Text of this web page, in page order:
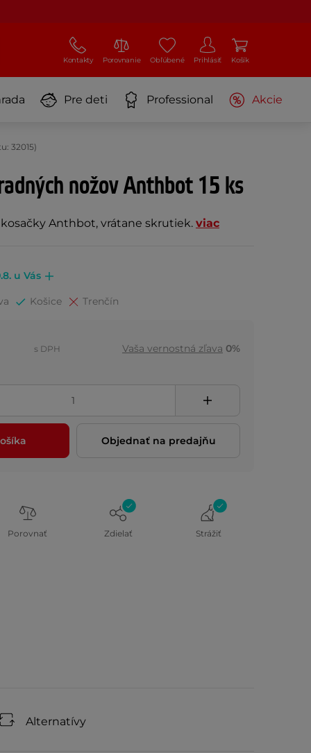
Kontakty Porovnanie Obľúbené Prihlásiť Košík
Pre deti Professional Akcie
32015)
nožov Anthbot 15 ks
Anthbot, vrátane skrutiek. viac
u Vás
Košice Trenčín
s DPH Vaša vernostná zľava 0%
Objednať na predajňu
Porovnať Zdielať Strážiť
Alternatívy